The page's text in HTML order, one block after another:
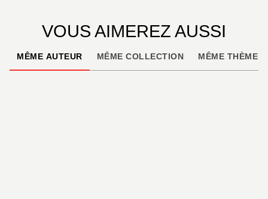
VOUS AIMEREZ AUSSI
MÊME AUTEUR MÊME COLLECTION MÊME THÈME